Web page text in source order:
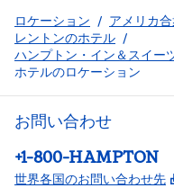
ロケーション / アメリカ
レントンのホテル /
ハンプトン・イン＆スイー
ホテルのロケーション
お問い合わせ
電話：
+1-800-HAMPTON
世界各国のお問い合わせ先